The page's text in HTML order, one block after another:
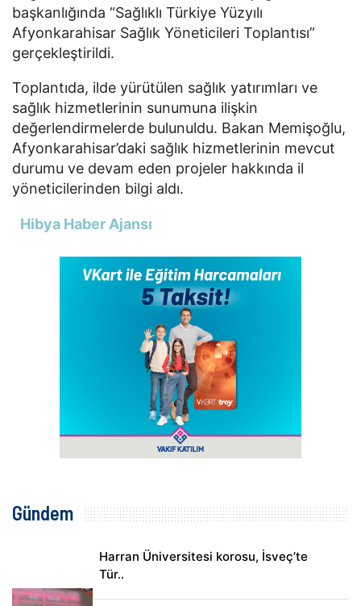
başkanlığında “Sağlıklı Türkiye Yüzyılı
Afyonkarahisar Sağlık Yöneticileri Toplantısı”
gerçekleştirildi.
Toplantıda, ilde yürütülen sağlık yatırımları ve
sağlık hizmetlerinin sunumuna ilişkin
değerlendirmelerde bulunuldu. Bakan Memişoğlu,
Afyonkarahisar’daki sağlık hizmetlerinin mevcut
durumu ve devam eden projeler hakkında il
yöneticilerinden bilgi aldı.
Hibya Haber Ajansı
Gündem
Harran Üniversitesi korosu, İsveç’te
Tür..